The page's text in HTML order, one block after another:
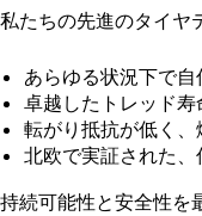
私たちの先進のタイヤ
あらゆる状況下で
卓越したトレッド
転がり抵抗が低く、
北欧で実証された、
持続可能性と安全性を